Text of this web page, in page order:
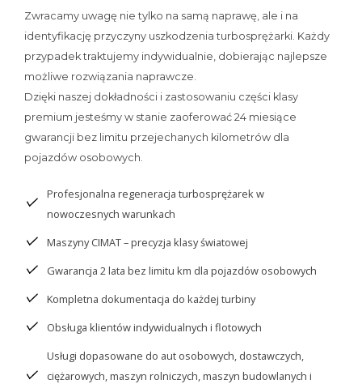
Zwracamy uwagę nie tylko na samą naprawę, ale i na
identyfikację przyczyny uszkodzenia turbosprężarki. Każdy
przypadek traktujemy indywidualnie, dobierając najlepsze
możliwe rozwiązania naprawcze.
Dzięki naszej dokładności i zastosowaniu części klasy
premium jesteśmy w stanie zaoferować 24 miesiące
gwarancji bez limitu przejechanych kilometrów dla
pojazdów osobowych.
Profesjonalna regeneracja turbosprężarek w
nowoczesnych warunkach
Maszyny CIMAT – precyzja klasy światowej
Gwarancja 2 lata bez limitu km dla pojazdów osobowych
Kompletna dokumentacja do każdej turbiny
Obsługa klientów indywidualnych i flotowych
Usługi dopasowane do aut osobowych, dostawczych,
ciężarowych, maszyn rolniczych, maszyn budowlanych i